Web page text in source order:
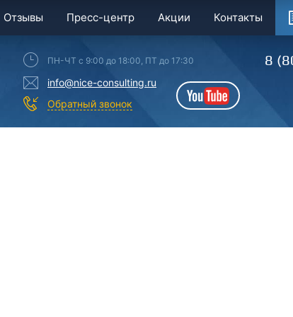
Отзывы Пресс-центр Акции Контакты
ПН-ЧТ с 9:00 до 18:00, ПТ до 17:30
info@nice-consulting.ru
Обратный звонок
YouTube
8